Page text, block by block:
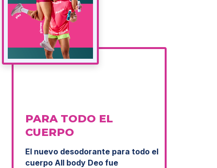
PARA TODO EL
CUERPO
El nuevo desodorante para todo el
cuerpo All body Deo fue